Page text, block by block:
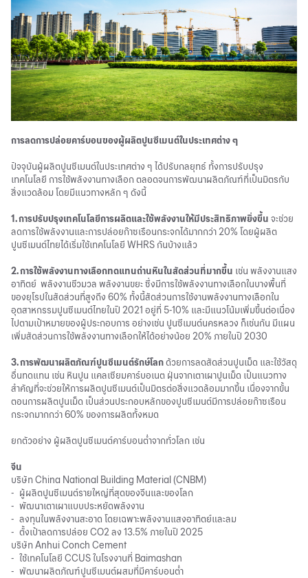
การลดการปล่อยคาร์บอนของผู้ผลิตปูนซีเมนต์ในประเทศต่าง ๆ
ปัจจุบันผู้ผลิตปูนซีเมนต์ในประเทศต่าง ๆ ได้ปรับกลยุทธ์ ทั้งการปรับปรุง
เทคโนโลยี การใช้พลังงานทางเลือก ตลอดจนการพัฒนาผลิตภัณฑ์ที่เป็นมิตรกับ
สิ่งแวดล้อม โดยมีแนวทางหลัก ๆ ดังนี้
1. การปรับปรุงเทคโนโลยีการผลิตและใช้พลังงานให้มีประสิทธิภาพยิ่งขึ้น จะช่วย
ลดการใช้พลังงานและการปล่อยก๊าซเรือนกระจกได้มากกว่า 20% โดยผู้ผลิต
ปูนซีเมนต์ไทยได้เริ่มใช้เทคโนโลยี WHRS กันบ้างแล้ว
2. การใช้พลังงานทางเลือกทดแทนถ่านหินในสัดส่วนที่มากขึ้น เช่น พลังงานแสง
อาทิตย์ พลังงานชีวมวล พลังงานขยะ ซึ่งมีการใช้พลังงานทางเลือกในบางพื้นที่
ของยุโรปในสัดส่วนที่สูงถึง 60% ทั้งนี้สัดส่วนการใช้งานพลังงานทางเลือกใน
อุตสาหกรรมปูนซีเมนต์ไทยในปี 2021 อยู่ที่ 5-10% และมีแนวโน้มเพิ่มขึ้นต่อเนื่อง
ไปตามเป้าหมายของผู้ประกอบการ อย่างเช่น ปูนซีเมนต์นครหลวง ก็เช่นกัน มีแผน
เพิ่มสัดส่วนการใช้พลังงานทางเลือกให้ได้อย่างน้อย 20% ภายในปี 2030
3. การพัฒนาผลิตภัณฑ์ปูนซีเมนต์รักษ์โลกด้วยการลดสัดส่วนปูนเม็ด และใช้วัสดุ
อื่นทดแทน เช่น หินปูน แคลเซียมคาร์บอเนต ฝุ่นจากเตาเผาปูนเม็ด เป็นแนวทาง
สำคัญที่จะช่วยให้การผลิตปูนซีเมนต์เป็นมิตรต่อสิ่งแวดล้อมมากขึ้น เนื่องจากขั้น
ตอนการผลิตปูนเม็ด เป็นส่วนประกอบหลักของปูนซีเมนต์มีการปล่อยก๊าซเรือน
กระจกมากกว่า 60% ของการผลิตทั้งหมด
ยกตัวอย่าง ผู้ผลิตปูนซีเมนต์คาร์บอนต่ำจากทั่วโลก เช่น
จีน
บริษัท China National Building Material (CNBM)
- ผู้ผลิตปูนซีเมนต์รายใหญ่ที่สุดของจีนและของโลก
- พัฒนาเตาเผาแบบประหยัดพลังงาน
- ลงทุนในพลังงานสะอาด โดยเฉพาะพลังงานแสงอาทิตย์และลม
- ตั้งเป้าลดการปล่อย CO2 ลง 13.5% ภายในปี 2025
บริษัท Anhui Conch Cement
- ใช้เทคโนโลยี CCUS ในโรงงานที่ Baimashan
- พัฒนาผลิตภัณฑ์ปูนซีเมนต์ผสมที่มีคาร์บอนต่ำ